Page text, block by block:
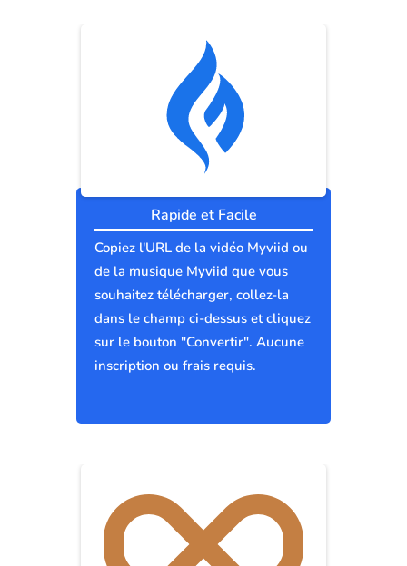
Rapide et Facile
Copiez l'URL de la vidéo Myviid ou
de la musique Myviid que vous
souhaitez télécharger, collez-la
dans le champ ci-dessus et cliquez
sur le bouton "Convertir". Aucune
inscription ou frais requis.